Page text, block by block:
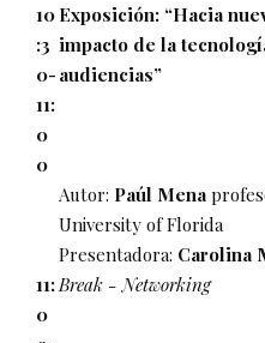
10
:3
0-
11:
0
0
Exposición: “Hacia
impacto de la
audiencias”
Autor: Paúl Mena
University of Florida
Presentadora: Carolina
11:
0
Break - Networking